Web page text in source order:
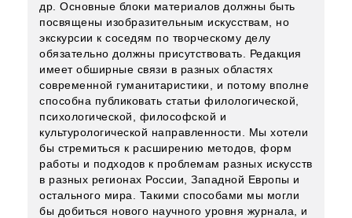
др. Основные блоки материалов должны быть
посвящены изобразительным искусствам, но
экскурсии к соседям по творческому делу
обязательно должны присутствовать. Редакция
имеет обширные связи в разных областях
современной гуманитаристики, и потому вполне
способна публиковать статьи филологической,
психологической, философской и
культурологической направленности. Мы хотели
бы стремиться к расширению методов, форм
работы и подходов к проблемам разных искусств
в разных регионах России, Западной Европы и
остального мира. Такими способами мы могли
бы добиться нового научного уровня журнала, и